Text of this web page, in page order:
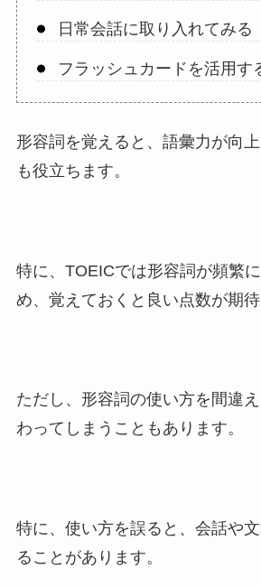
日常会話に取り入れてみる
フラッシュカードを活用す
形容詞を覚えると、語彙力が向
も役立ちます。
特に、TOEICでは形容詞が頻繁
め、覚えておくと良い点数が期待
ただし、形容詞の使い方を間違
わってしまうこともあります。
特に、使い方を誤ると、会話や
ることがあります。